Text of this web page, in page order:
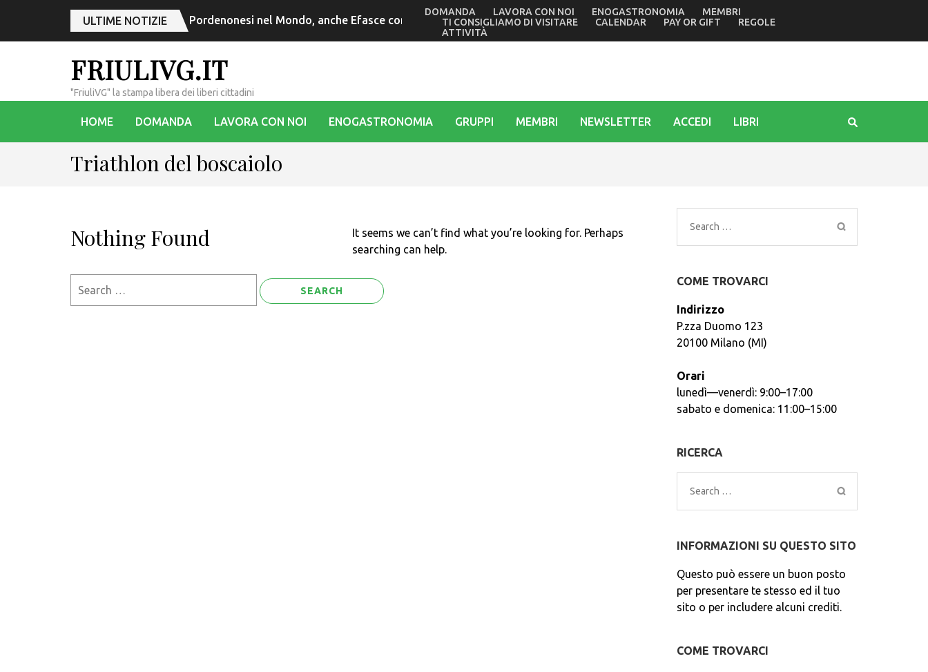
ULTIME NOTIZIE Pordenonesi nel Mondo, anche Efasce con il presidente Tubaro alle commemorazioni della tragedia di Marcinelle in Belgio di 70 anni fa
DOMANDA LAVORA CON NOI ENOGASTRONOMIA
MEMBRI
TI CONSIGLIAMO DI VISITARE
CALENDAR PAY OR GIFT
REGOLE
ATTIVITÀ
FRIULIVG.IT
"FriuliVG" la stampa libera dei liberi cittadini
HOME DOMANDA LAVORA CON NOI ENOGASTRONOMIA GRUPPI MEMBRI NEWSLETTER ACCEDI LIBRI
Triathlon del boscaiolo
Nothing Found
It seems we can’t find what you’re looking for. Perhaps
searching can help.
Search
for:
COME TROVARCI
Indirizzo
P.zza Duomo 123
20100 Milano (MI)
Orari
lunedì—venerdì: 9:00–17:00
sabato e domenica: 11:00–15:00
RICERCA
Search
for:
INFORMAZIONI SU QUESTO SITO
Questo può essere un buon posto
per presentare te stesso ed il tuo
sito o per includere alcuni crediti.
COME TROVARCI